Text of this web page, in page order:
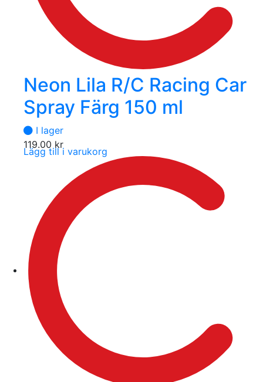
Neon Lila R/C Racing Car
Spray Färg 150 ml
I lager
119.00 kr
Lägg till i varukorg